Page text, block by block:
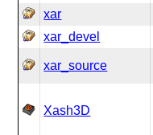
xar
xar_devel
xar_source
Xash3D